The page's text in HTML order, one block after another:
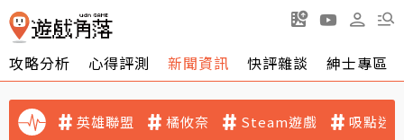
攻略分析 心得評測 新聞資訊 快評雜談 紳士專區
英雄聯盟 橘攸奈 Steam遊戲 吸點迷